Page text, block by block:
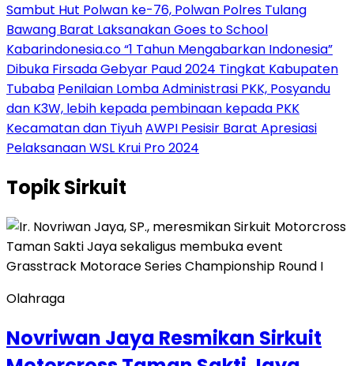
Sambut Hut Polwan ke-76, Polwan Polres Tulang
Bawang Barat Laksanakan Goes to School
Kabarindonesia.co “1 Tahun Mengabarkan Indonesia”
Dibuka Firsada Gebyar Paud 2024 Tingkat Kabupaten
Tubaba Penilaian Lomba Administrasi PKK, Posyandu
dan K3W, lebih kepada pembinaan kepada PKK
Kecamatan dan TiyuhAWPI Pesisir Barat Apresiasi
Pelaksanaan WSL Krui Pro 2024
TopikSirkuit
Olahraga
Novriwan Jaya Resmikan Sirkuit